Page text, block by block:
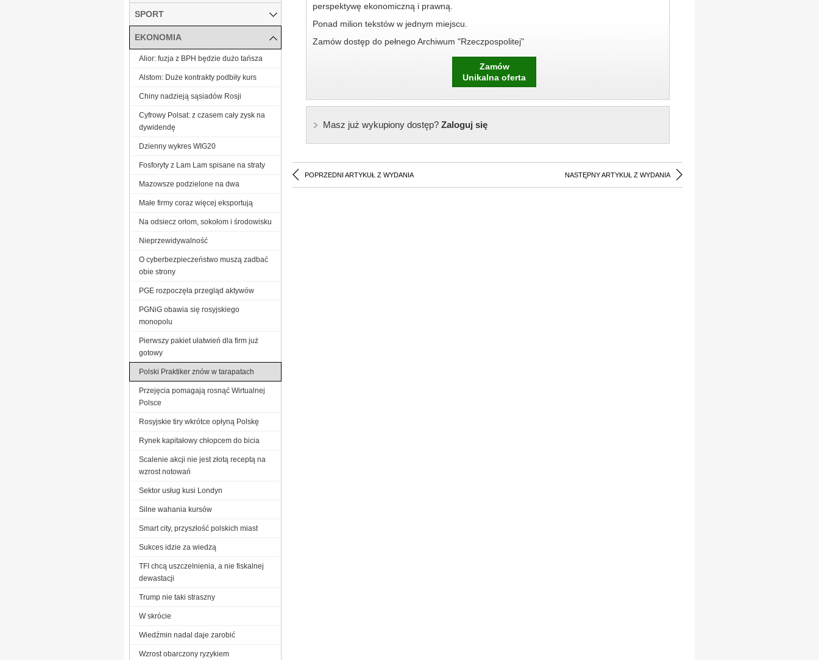
perspektywę ekonomiczną i prawną.
Ponad milion tekstów w jednym miejscu.
Zamów dostęp do pełnego Archiwum "Rzeczpospolitej"
Zamów
Unikalna oferta
Masz już wykupiony dostęp?Zaloguj się
POPRZEDNI ARTYKUŁ Z WYDANIA NASTĘPNY ARTYKUŁ Z WYDANIA
SPORT
EKONOMIA
Alior: fuzja z BPH będzie dużo tańsza
Alstom: Duże kontrakty podbiły kurs
Chiny nadzieją sąsiadów Rosji
Cyfrowy Polsat: z czasem cały zysk na
dywidendę
Dzienny wykres WIG20
Fosforyty z Lam Lam spisane na straty
Mazowsze podzielone na dwa
Małe firmy coraz więcej eksportują
Na odsiecz orłom, sokołom i środowisku
Nieprzewidywalność
O cyberbezpieczeństwo muszą zadbać
obie strony
PGE rozpoczęła przegląd aktywów
PGNiG obawia się rosyjskiego
monopolu
Pierwszy pakiet ułatwień dla firm już
gotowy
Polski Praktiker znów w tarapatach
Przejęcia pomagają rosnąć Wirtualnej
Polsce
Rosyjskie tiry wkrótce opłyną Polskę
Rynek kapitałowy chłopcem do bicia
Scalenie akcji nie jest złotą receptą na
wzrost notowań
Sektor usług kusi Londyn
Silne wahania kursów
Smart city, przyszłość polskich miast
Sukces idzie za wiedzą
TFI chcą uszczelnienia, a nie fiskalnej
dewastacji
Trump nie taki straszny
W skrócie
Wiedźmin nadal daje zarobić
Wzrost obarczony ryzykiem